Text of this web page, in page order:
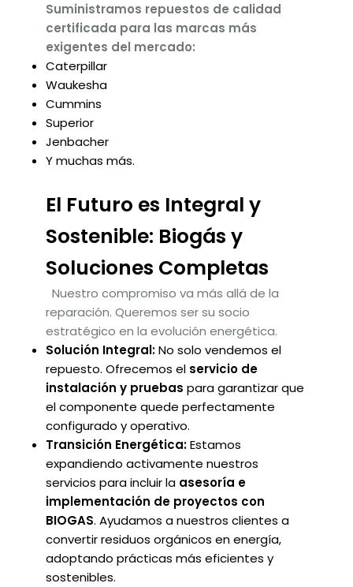
Suministramos repuestos de calidad
certificada para las marcas más
exigentes del mercado:
Caterpillar
Waukesha
Cummins
Superior
Jenbacher
Y muchas más.
El Futuro es Integral y
Sostenible: Biogás y
Soluciones Completas
Nuestro compromiso va más allá de la
reparación. Queremos ser su socio
estratégico en la evolución energética.
Solución Integral:No solo vendemos el
repuesto. Ofrecemos el servicio de
instalación y pruebas para garantizar que
el componente quede perfectamente
configurado y operativo.
Transición Energética:Estamos
expandiendo activamente nuestros
servicios para incluir la asesoría e
implementación de proyectos con
BIOGAS. Ayudamos a nuestros clientes a
convertir residuos orgánicos en energía,
adoptando prácticas más eficientes y
sostenibles.